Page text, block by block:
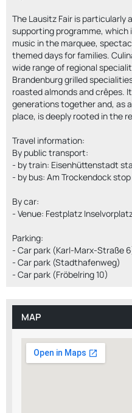
The Lausitz Fair is particularly
supporting programme,
music in the marquee,
themed days for families.
wide range of regional
Brandenburg grilled
roasted almonds and crêpes.
generations together and, as
place, is deeply rooted in the
Travel information:
By public transport:
- by train: Eisenhüttenstadt
- by bus: Am Trockendock
By car:
- Venue: Festplatz
Parking:
- Car park (Karl-Marx-Straße
- Car park (Stadthafenweg)
- Car park (Fröbelring 10)
MAP